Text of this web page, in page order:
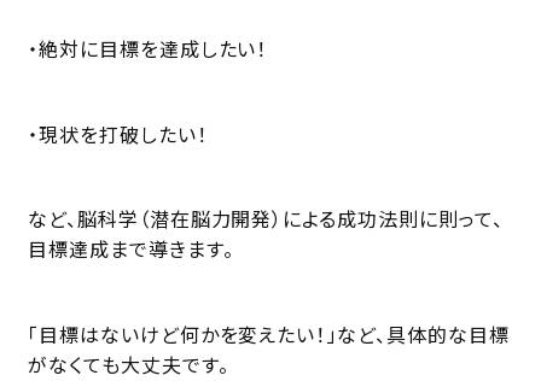
・絶対に目標を達成したい！
・現状を打破したい！
など、脳科学（潜在脳力開発）による成功法則に則って、
目標達成まで導きます。
「目標はないけど何かを変えたい！」など、具体的な目標
がなくても大丈夫です。